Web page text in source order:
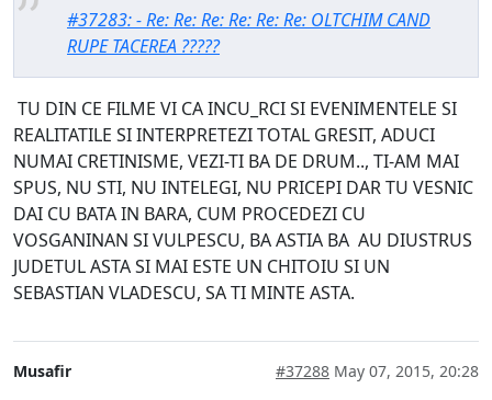
#37283: - Re: Re: Re: Re: Re: Re: OLTCHIM CAND
RUPE TACEREA ?????
TU DIN CE FILME VI CA INCU_RCI SI EVENIMENTELE SI
REALITATILE SI INTERPRETEZI TOTAL GRESIT, ADUCI
NUMAI CRETINISME, VEZI-TI BA DE DRUM.., TI-AM MAI
SPUS, NU STI, NU INTELEGI, NU PRICEPI DAR TU VESNIC
DAI CU BATA IN BARA, CUM PROCEDEZI CU
VOSGANINAN SI VULPESCU, BA ASTIA BA AU DIUSTRUS
JUDETUL ASTA SI MAI ESTE UN CHITOIU SI UN
SEBASTIAN VLADESCU, SA TI MINTE ASTA.
Musafir #37288 May 07, 2015, 20:28